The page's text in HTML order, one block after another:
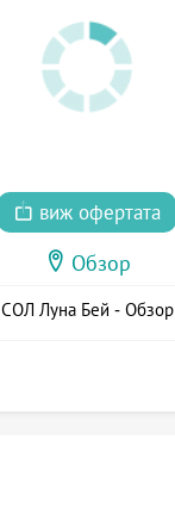
виж офертата
Обзор
СОЛ Луна Бей - Обзор